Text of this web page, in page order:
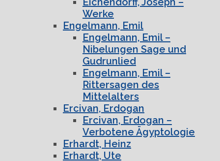
Werke
Engelmann, Emil
Engelmann, Emil –
Nibelungen Sage und
Gudrunlied
Engelmann, Emil –
Rittersagen des
Mittelalters
Ercivan, Erdogan
Ercivan, Erdogan –
Verbotene Ägyptologie
Erhardt, Heinz
Erhardt, Ute